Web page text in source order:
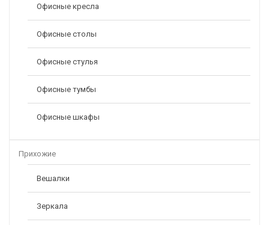
Офисные кресла
Офисные столы
Офисные стулья
Офисные тумбы
Офисные шкафы
Прихожие
Вешалки
Зеркала